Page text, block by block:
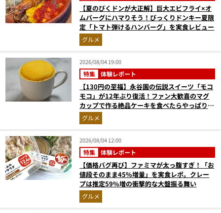
【夏のびくドンが大正解】巨大エビフライ×オ
ムバーグにハマりそう！びっくりドンキー夏限
定「トマト弾けるハンバーグ」を実食レビュー
グルメ
2026/08/04 19:00
特集 体験レポート
【130円の至福】永谷園の伝説スイーツ「モコ
モコ」が12年ぶり復活！ファン大歓喜のマグ
カップで作る絶品ケーキを食べたらやっぱり最
高にウマかった
グルメ
2026/08/04 12:00
特集 体験レポート
【価格バグ再び】ファミマが太っ腹すぎ！「お
値段そのまま45%増量」を実食レポ。クレー
プは推定59%増の衝撃的な大盤振る舞い
グルメ